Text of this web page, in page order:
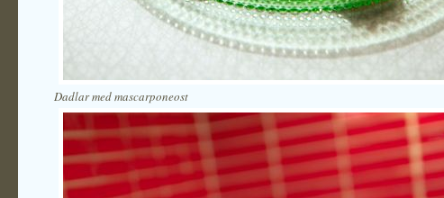
Dadlar med mascarponeost